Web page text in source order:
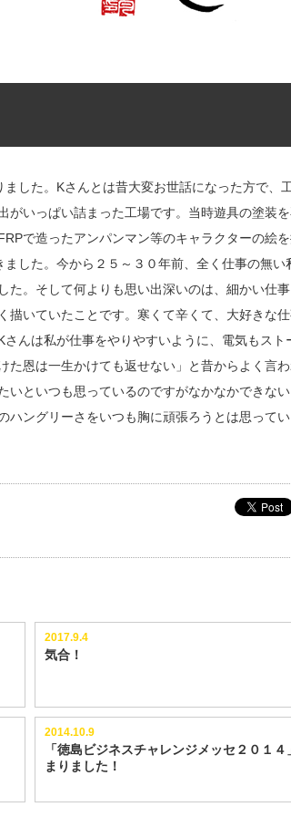
した。Kさんとは昔大変お世話になった方で、
がいっぱい詰まった工場です。当時遊具の塗装
で造ったアンパンマン等のキャラクターの絵
した。今から２５～３０年前、全く仕事の無い
た。そして何よりも思い出深いのは、細かい仕
描いていたことです。寒くて辛くて、大好きな
んは私が仕事をやりやすいように、電気もスト
た恩は一生かけても返せない」と昔からよく言
いといつも思っているのですがなかなかできな
ングリーさをいつも胸に頑張ろうとは思ってい
2017.9.4
気合！
2014.10.9
「徳島ビジネスチャレンジメッセ２０１４
まりました！